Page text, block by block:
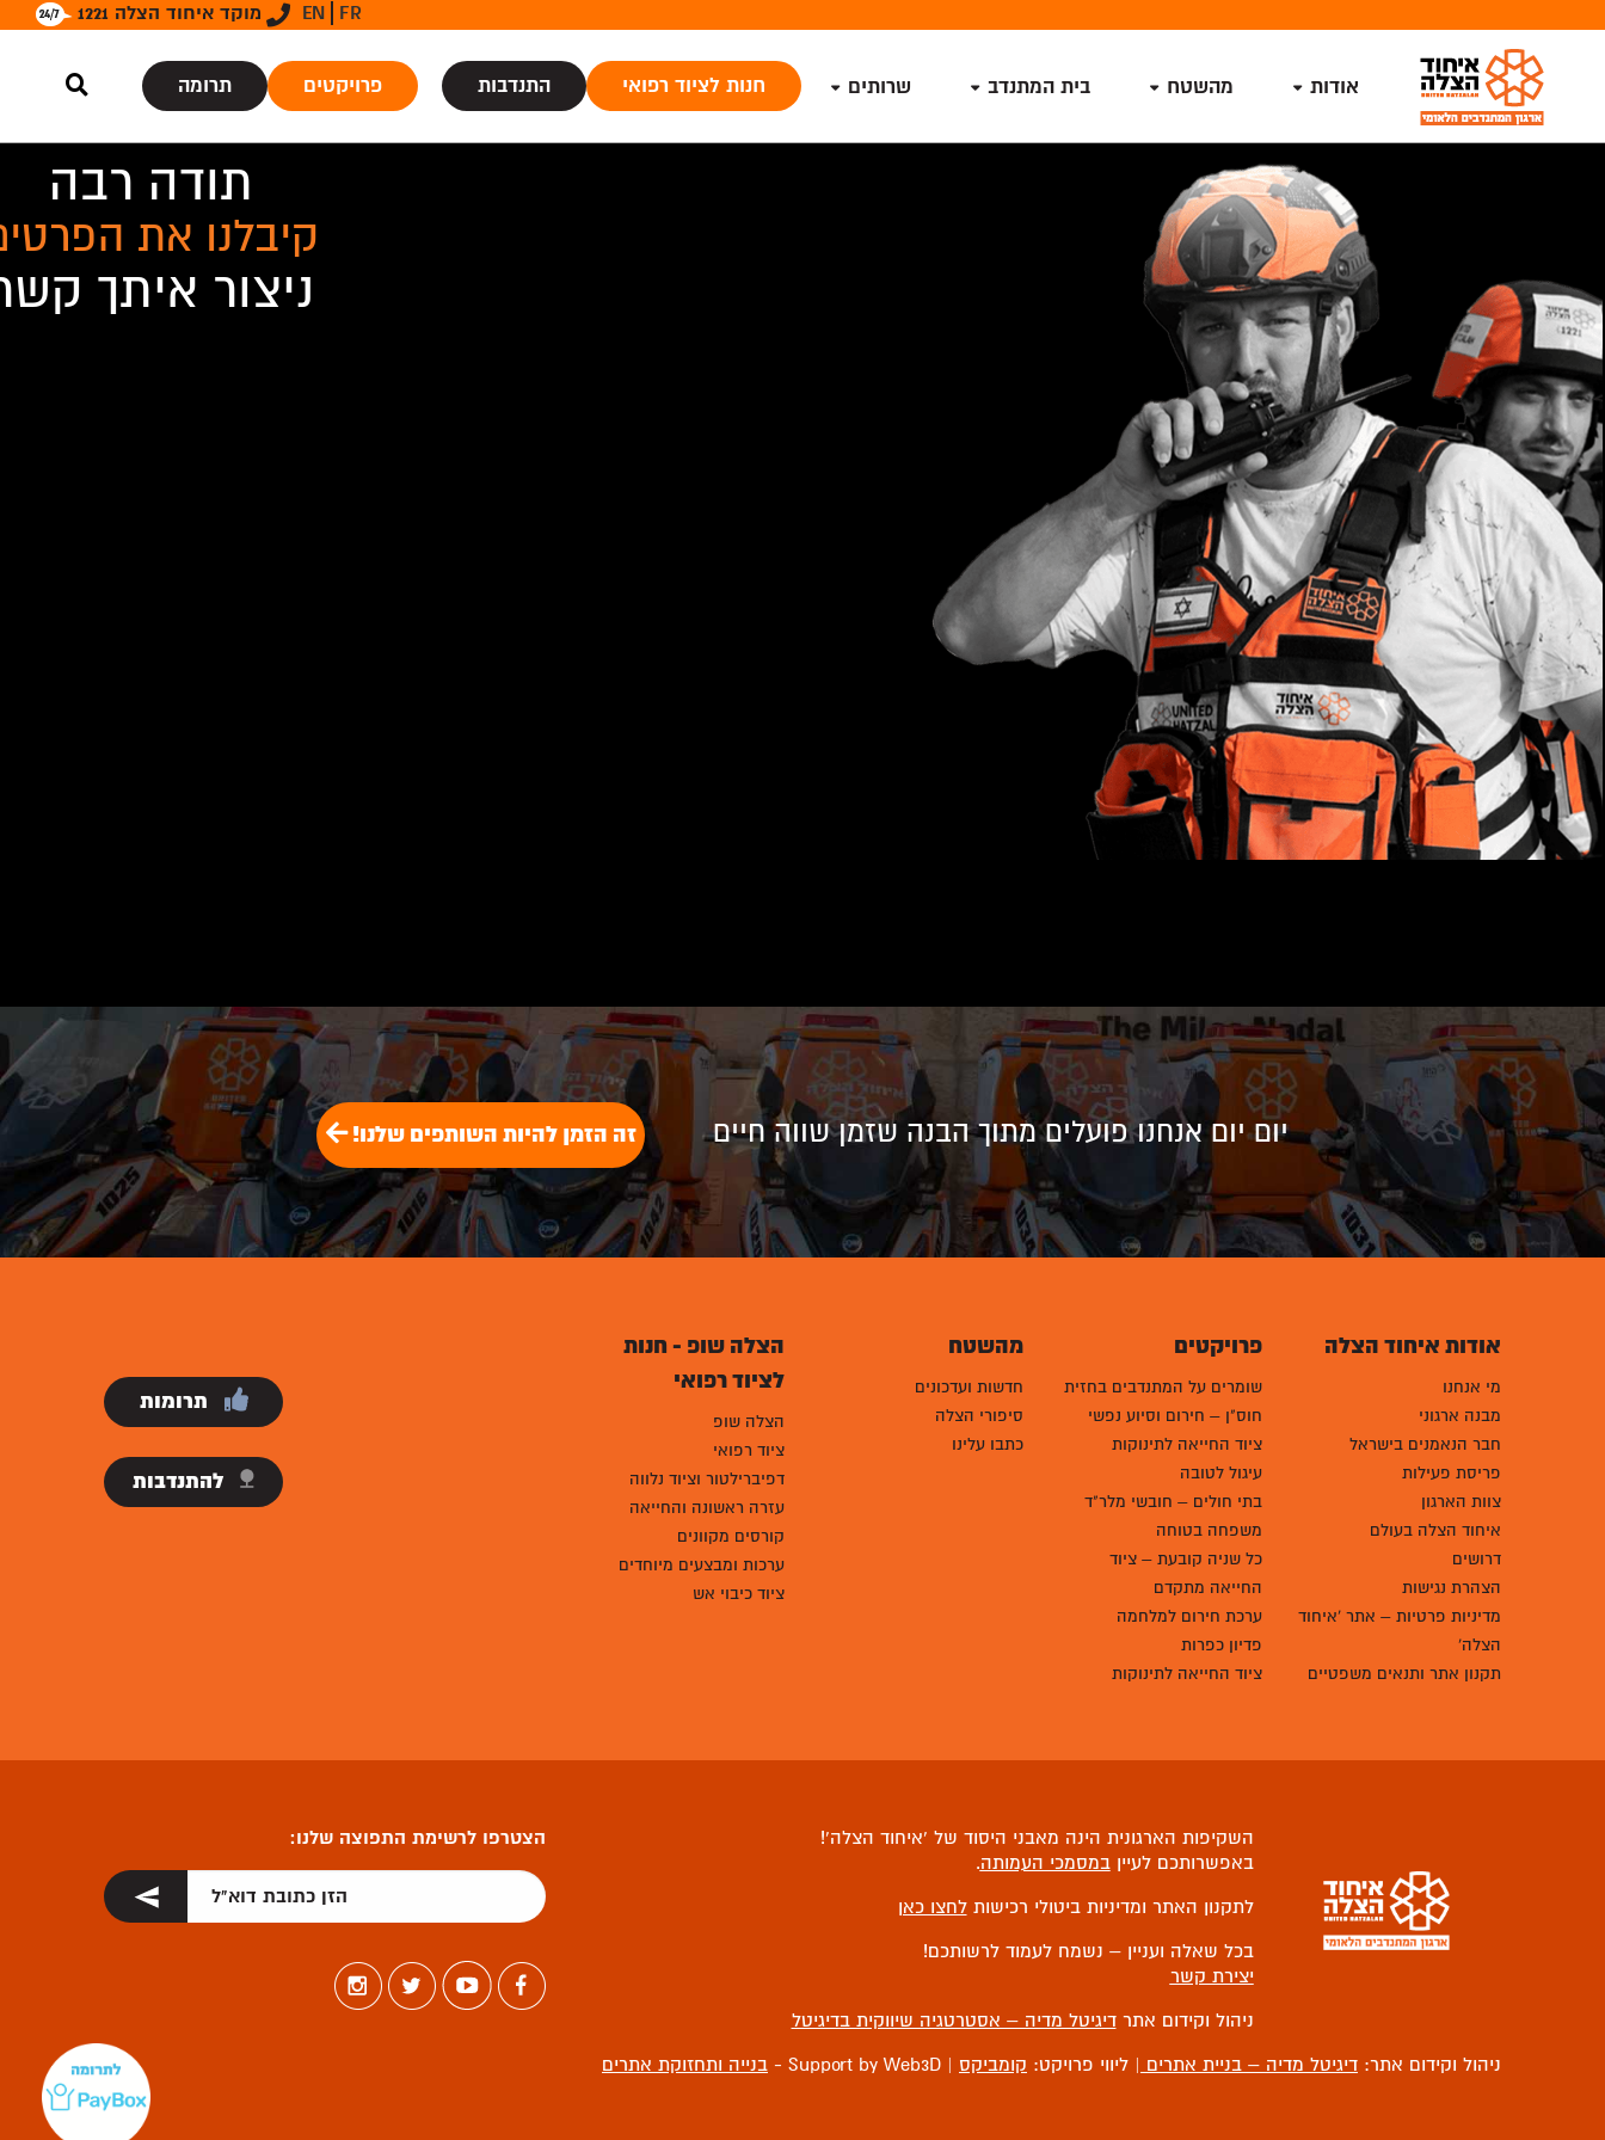
מוקד איחוד הצלה 1221 EN FR
אודות מהשטח בית המתנדב שרותים חנות לציוד רפואי התנדבות פרויקטים תרומה
תודה רבה
קיבלנו את
ניצור איתך
יום יום אנחנו פועלים מתוך הבנה שזמן שווה חיים זה הזמן להיות השותפים שלנו!
אודות איחוד הצלה
מי אנחנו
מבנה ארגוני
חבר הנאמנים בישראל
פריסת פעילות
צוות הארגון
איחוד הצלה בעולם
דרושים
הצהרת נגישות
מדיניות פרטיות – אתר 'איחוד
הצלה'
תקנון אתר ותנאים משפטיים
פרויקטים
שומרים על המתנדבים בחזית
חוס"ן – חירום וסיוע נפשי
ציוד החייאה לתינוקות
עיגול לטובה
בתי חולים – חובשי מלר"ד
משפחה בטוחה
כל שניה קובעת – ציוד
החייאה מתקדם
ערכת חירום למלחמה
פדיון כפרות
ציוד החייאה לתינוקות
מהשטח
חדשות ועדכונים
סיפורי הצלה
כתבו עלינו
הצלה שופ - חנות
לציוד רפואי
הצלה שופ
ציוד רפואי
דפיברילטור וציוד נלווה
עזרה ראשונה והחייאה
קורסים מקוונים
ערכות ומבצעים מיוחדים
ציוד כיבוי אש
תרומות
להתנדבות
השקיפות הארגונית הינה מאבני היסוד של ‘איחוד הצלה’!
באפשרותכם לעייןבמסמכי העמותה.
לתקנון האתר ומדיניות ביטולי רכישותלחצו כאן
בכל שאלה ועניין – נשמח לעמוד לרשותכם!
יצירת קשר
ניהול וקידום אתרדיגיטל מדיה – אסטרטגיה שיווקית בדיגיטל
ניהול וקידום אתר: דיגיטל מדיה – בניית אתרים | ליווי פרויקט: קומביקס | Support by Web3D - בנייה ותחזוקת אתרים
הצטרפו לרשימת התפוצה שלנו: